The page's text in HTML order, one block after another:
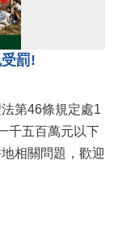
罰!
第46條規定處1
千五百萬元以下
相關問題，歡迎